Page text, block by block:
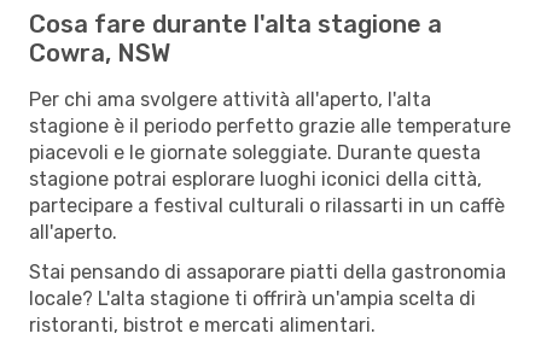
Cosa fare durante l'alta stagione a
Cowra, NSW
Per chi ama svolgere attività all'aperto, l'alta
stagione è il periodo perfetto grazie alle temperature
piacevoli e le giornate soleggiate. Durante questa
stagione potrai esplorare luoghi iconici della città,
partecipare a festival culturali o rilassarti in un caffè
all'aperto.
Stai pensando di assaporare piatti della gastronomia
locale? L'alta stagione ti offrirà un'ampia scelta di
ristoranti, bistrot e mercati alimentari.